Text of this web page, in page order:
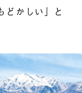
どかしい」と